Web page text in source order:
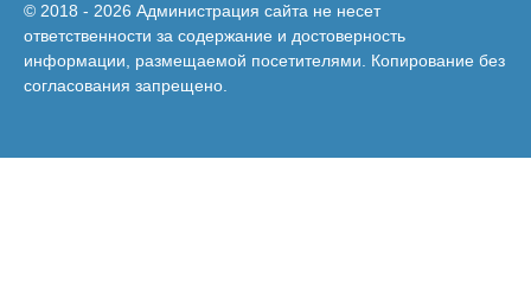
© 2018 - 2026 Администрация сайта не несет
ответственности за содержание и достоверность
информации, размещаемой посетителями. Копирование без
согласования запрещено.